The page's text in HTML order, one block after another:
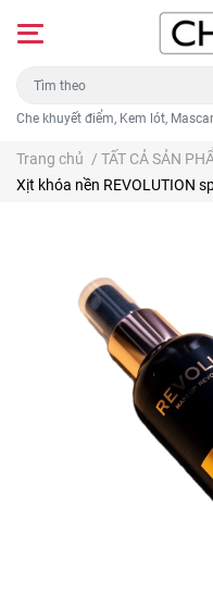
Che khuyết điểm, Kem lót,
Trang chủ / TẤT CẢ SẢN
Xịt khóa nền REVOLUTION